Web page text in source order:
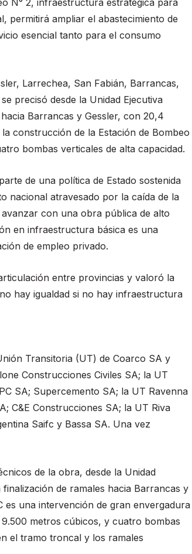
permitirá ampliar el abastecimiento de
esencial tanto para el consumo
Larrechea, San Fabián, Barrancas,
precisó desde la Unidad Ejecutiva
Barrancas y Gessler, con 20,4
construcción de la Estación de Bombeo
bombas verticales de alta capacidad.
de una política de Estado sostenida
nacional atravesado por la caída de la
con una obra pública de alto
en infraestructura básica es una
de empleo privado.
entre provincias y valoró la
hay igualdad si no hay infraestructura
Transitoria (UT) de Coarco SA y
Construcciones Civiles SA; la UT
SA; Supercemento SA; la UT Ravenna
C&E Construcciones SA; la UT Riva
Saifc y Bassa SA. Una vez
de la obra, desde la Unidad
de ramales hacia Barrancas y
una intervención de gran envergadura
metros cúbicos, y cuatro bombas
el tramo troncal y los ramales